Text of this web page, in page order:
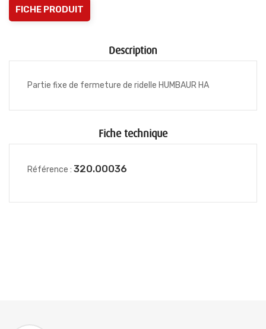
FICHE PRODUIT
Description
Partie fixe de fermeture de ridelle HUMBAUR HA
Fiche technique
Référence : 320.00036